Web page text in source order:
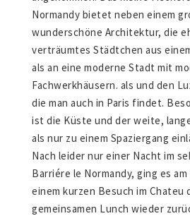
Normandy bietet neben einem
wunderschöne Architektur, die
verträumtes Städtchen aus
als an eine moderne Stadt mit
Fachwerkhäusern. als und den
die man auch in Paris findet.
ist die Küste und der weite,
als nur zu einem Spaziergang
Nach leider nur einer Nacht im
Barriére le Normandy, ging es
einem kurzen Besuch im Chateu
gemeinsamen Lunch wieder